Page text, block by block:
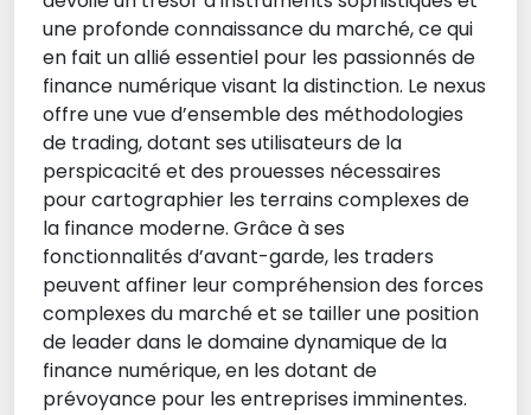
une profonde connaissance du marché, ce qui
en fait un allié essentiel pour les passionnés de
finance numérique visant la distinction. Le nexus
offre une vue d’ensemble des méthodologies
de trading, dotant ses utilisateurs de la
perspicacité et des prouesses nécessaires
pour cartographier les terrains complexes de
la finance moderne. Grâce à ses
fonctionnalités d’avant-garde, les traders
peuvent affiner leur compréhension des forces
complexes du marché et se tailler une position
de leader dans le domaine dynamique de la
finance numérique, en les dotant de
prévoyance pour les entreprises imminentes.